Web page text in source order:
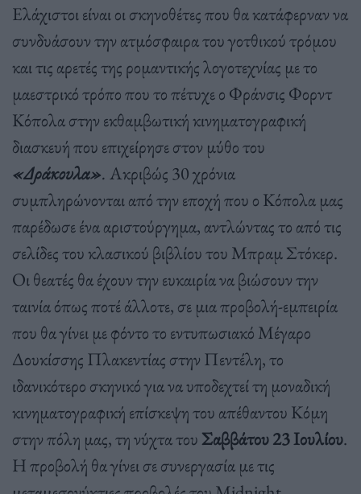
Ελάχιστοι είναι οι σκηνοθέτες που θα κατάφερναν να
συνδυάσουν την ατμόσφαιρα του γοτθικού τρόμου
και τις αρετές της ρομαντικής λογοτεχνίας με το
μαεστρικό τρόπο που το πέτυχε ο Φράνσις Φορντ
Κόπολα στην εκθαμβωτική κινηματογραφική
διασκευή που επιχείρησε στον μύθο του
«Δράκουλα». Ακριβώς 30 χρόνια
συμπληρώνονται από την εποχή που ο Κόπολα μας
παρέδωσε ένα αριστούργημα, αντλώντας το από τις
σελίδες του κλασικού βιβλίου του Μπραμ Στόκερ.
Οι θεατές θα έχουν την ευκαιρία να βιώσουν την
ταινία όπως ποτέ άλλοτε, σε μια προβολή-εμπειρία
που θα γίνει με φόντο το εντυπωσιακό Μέγαρο
Δουκίσσης Πλακεντίας στην Πεντέλη, το
ιδανικότερο σκηνικό για να υποδεχτεί τη μοναδική
κινηματογραφική επίσκεψη του απέθαντου Κόμη
στην πόλη μας, τη νύχτα του Σαββάτου 23 Ιουλίου.
Η προβολή θα γίνει σε συνεργασία με τις